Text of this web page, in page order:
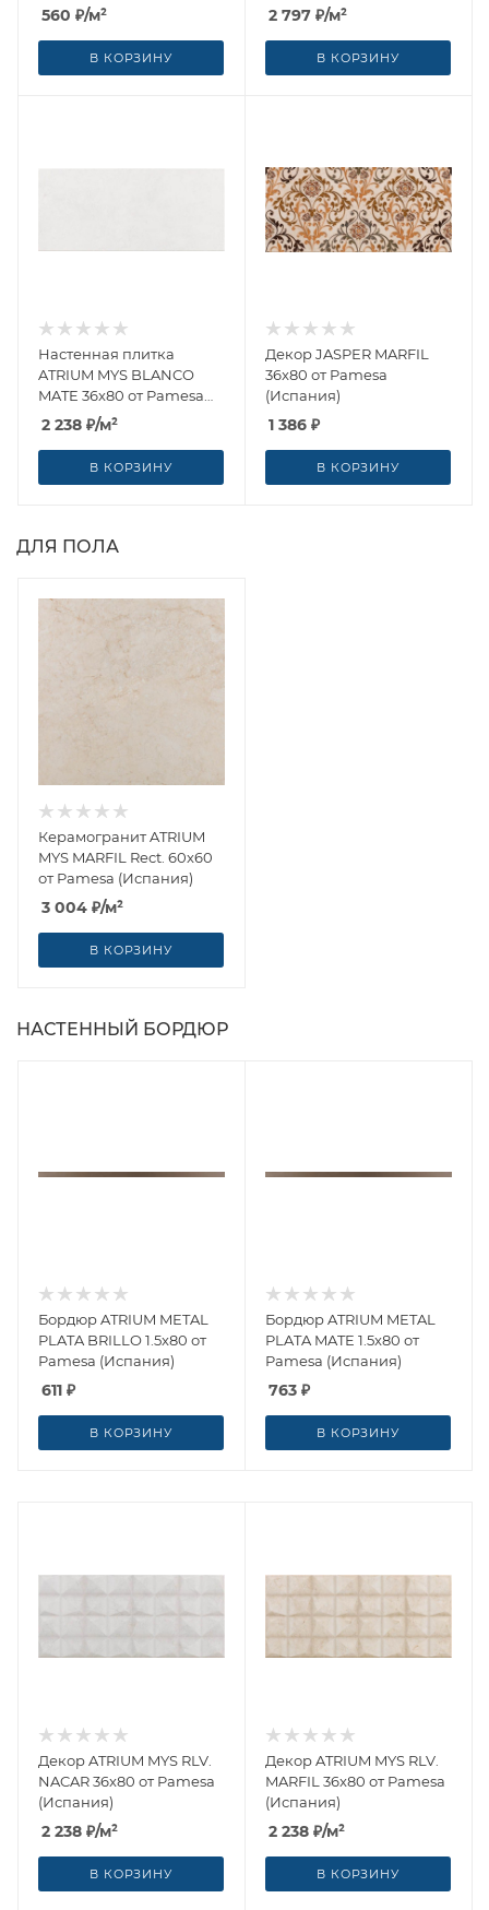
(Испания)
560 ₽/м²
В КОРЗИНУ
(Испания)
2 797 ₽/м²
В КОРЗИНУ
Настенная плитка
ATRIUM MYS BLANCO
MATE 36x80 от Pamesa
(Испания)
2 238 ₽/м²
В КОРЗИНУ
Декор JASPER MARFIL
36x80 от Pamesa
(Испания)
1 386 ₽
В КОРЗИНУ
ДЛЯ ПОЛА
Керамогранит ATRIUM
MYS MARFIL Rect. 60x60
от Pamesa (Испания)
3 004 ₽/м²
В КОРЗИНУ
НАСТЕННЫЙ БОРДЮР
Бордюр ATRIUM METAL
PLATA BRILLO 1.5x80 от
Pamesa (Испания)
611 ₽
В КОРЗИНУ
Бордюр ATRIUM METAL
PLATA MATE 1.5x80 от
Pamesa (Испания)
763 ₽
В КОРЗИНУ
Декор ATRIUM MYS RLV.
NACAR 36x80 от Pamesa
(Испания)
2 238 ₽/м²
В КОРЗИНУ
Декор ATRIUM MYS RLV.
MARFIL 36x80 от Pamesa
(Испания)
2 238 ₽/м²
В КОРЗИНУ